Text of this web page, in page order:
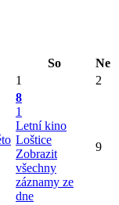
So
Ne
1 2
8
1
Letní kino
Loštice
Zobrazit
všechny
záznamy ze
dne
9